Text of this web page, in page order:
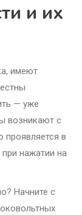
и их
имеют
— уже
возникают с
проявляется в
при нажатии на
Начните с